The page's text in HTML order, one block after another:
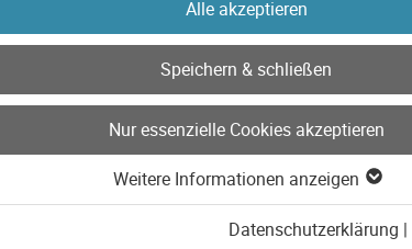
Alle akzeptieren
Speichern & schließen
Nur essenzielle Cookies akzeptieren
Weitere Informationen anzeigen
Datenschutzerklärung |